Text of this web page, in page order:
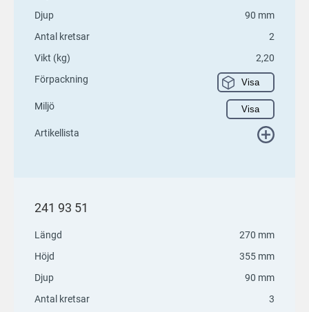
Djup
90 mm
Antal kretsar
2
Vikt (kg)
2,20
Förpackning
Visa
Miljö Visa
Artikellista
241 93 51
Längd
270 mm
Höjd
355 mm
Djup
90 mm
Antal kretsar
3